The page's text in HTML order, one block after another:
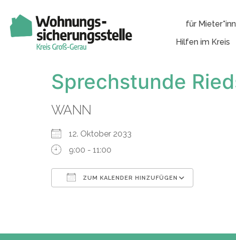
für
Hilfen im Kreis
Sprechstunde
WANN
12. Oktober 2033
9:00 - 11:00
ZUM KALENDER HINZUFÜGEN